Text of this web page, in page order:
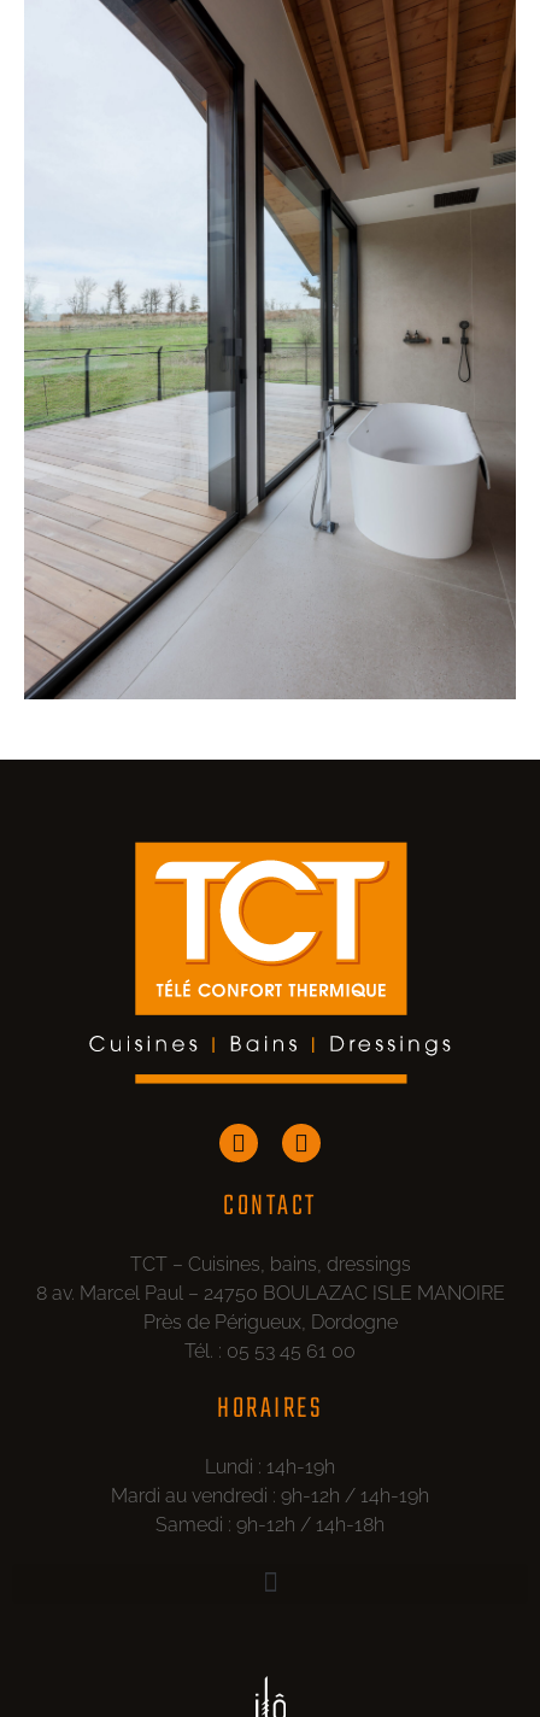
CONTACT
TCT – Cuisines, bains, dressings
8 av. Marcel Paul – 24750 BOULAZAC ISLE MANOIRE
Près de Périgueux, Dordogne
Tél. : 05 53 45 61 00
HORAIRES
Lundi : 14h-19h
Mardi au vendredi : 9h-12h / 14h-19h
Samedi : 9h-12h / 14h-18h